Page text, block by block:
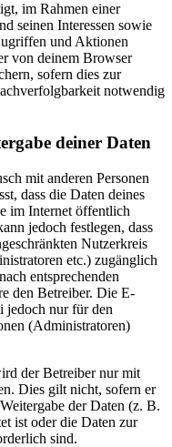
im Rahmen einer
seinen Interessen sowie
und Aktionen
von deinem Browser
sofern dies zur
notwendig
deiner Daten
mit anderen Personen
dass die Daten deines
im Internet öffentlich
jedoch festlegen, dass
Nutzerkreis
etc.) zugänglich
entsprechenden
den Betreiber. Die E-
jedoch nur für den
(Administratoren)
der Betreiber nur mit
Dies gilt nicht, sofern er
der Daten (z. B.
ist oder die Daten zur
sind.